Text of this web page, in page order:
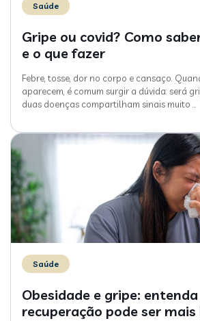
Saúde
Gripe ou covid? Como
e o que fazer
Febre, tosse, dor no corpo e cansaço.
aparecem, é comum surgir a dúvida: será
duas doenças compartilham sinais muito …
Saúde
Obesidade e gripe:
recuperação pode ser